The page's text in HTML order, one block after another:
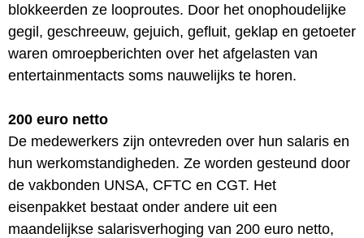
blokkeerden ze looproutes. Door het onophoudelijke
gegil, geschreeuw, gejuich, gefluit, geklap en getoeter
waren omroepberichten over het afgelasten van
entertainmentacts soms nauwelijks te horen.
200 euro netto
De medewerkers zijn ontevreden over hun salaris en
hun werkomstandigheden. Ze worden gesteund door
de vakbonden UNSA, CFTC en CGT. Het
eisenpakket bestaat onder andere uit een
maandelijkse salarisverhoging van 200 euro netto,